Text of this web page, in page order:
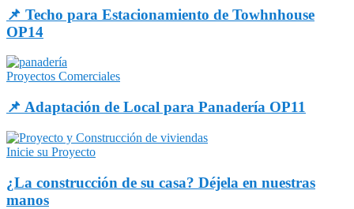
📌 Techo para Estacionamiento de Towhnhouse
OP14
Proyectos Comerciales
📌 Adaptación de Local para Panadería OP11
Inicie su Proyecto
¿La construcción de su casa? Déjela en nuestras
manos